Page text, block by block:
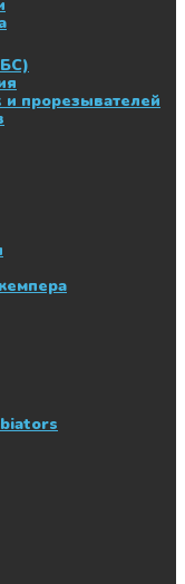
прорезывателей